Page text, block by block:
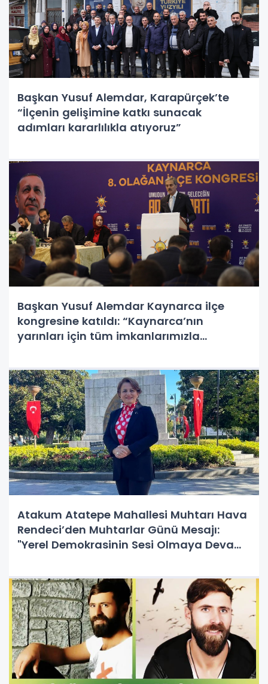
Başkan Yusuf Alemdar, Karapürçek’te
“İlçenin gelişimine katkı sunacak
adımları kararlılıkla atıyoruz”
Başkan Yusuf Alemdar Kaynarca ilçe
kongresine katıldı: “Kaynarca’nın
yarınları için tüm imkanlarımızla
Atakum Atatepe Mahallesi Muhtarı Hava
Rendeci’den Muhtarlar Günü Mesajı:
"Yerel Demokrasinin Sesi Olmaya Devam